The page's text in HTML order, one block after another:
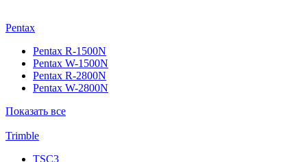
Pentax
Pentax R-1500N
Pentax W-1500N
Pentax R-2800N
Pentax W-2800N
Показать все
Trimble
TSC3